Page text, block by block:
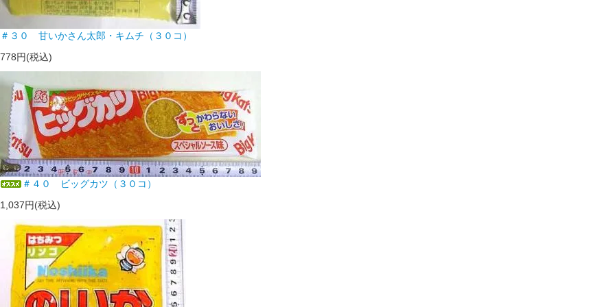
＃３０ 甘いかさん太郎・キムチ（３０コ）
778円(税込)
＃４０ ビッグカツ（３０コ）
1,037円(税込)